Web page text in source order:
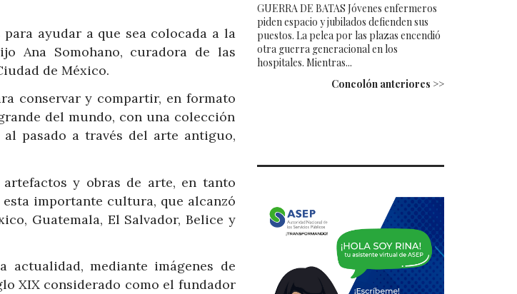
ayudar a que sea colocada a la
Ana Somohano, curadora de las
de México.
conservar y compartir, en formato
del mundo, con una colección
pasado a través del arte antiguo,
y obras de arte, en tanto
importante cultura, que alcanzó
Guatemala, El Salvador, Belice y
mediante imágenes de
XIX considerado como el fundador
GUERRA DE BATAS Jóvenes enfermeros
piden espacio y jubilados defienden sus
puestos. La pelea por las plazas encendió
otra guerra generacional en los
hospitales. Mientras...
Concolón anteriores >>